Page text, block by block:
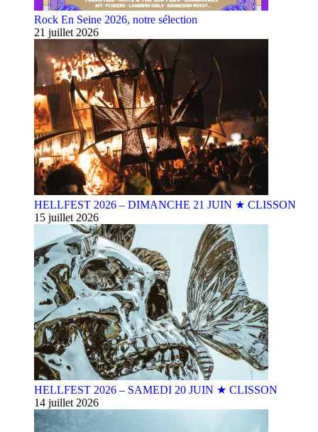
Rock En Seine 2026, notre sélection
21 juillet 2026
HELLFEST 2026 – DIMANCHE 21 JUIN ★ CLISSON
15 juillet 2026
HELLFEST 2026 – SAMEDI 20 JUIN ★ CLISSON
14 juillet 2026